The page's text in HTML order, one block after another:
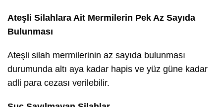
Ateşli Silahlara Ait Mermilerin Pek Az Sayıda
Bulunması
Ateşli silah mermilerinin az sayıda bulunması
durumunda altı aya kadar hapis ve yüz güne kadar
adli para cezası verilebilir.